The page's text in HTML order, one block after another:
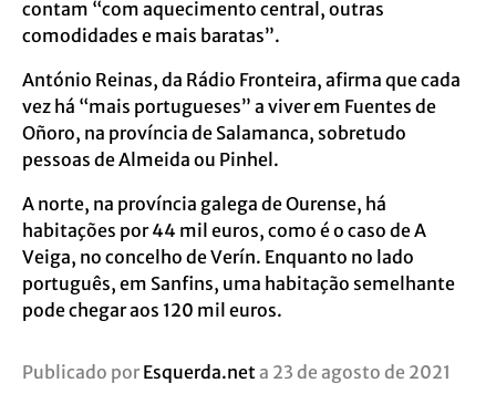
contam “com aquecimento central, outras
comodidades e mais baratas”.
António Reinas, da Rádio Fronteira, afirma que cada
vez há “mais portugueses” a viver em Fuentes de
Oñoro, na província de Salamanca, sobretudo
pessoas de Almeida ou Pinhel.
A norte, na província galega de Ourense, há
habitações por 44 mil euros, como é o caso de A
Veiga, no concelho de Verín. Enquanto no lado
português, em Sanfins, uma habitação semelhante
pode chegar aos 120 mil euros.
Publicado por Esquerda.neta 23 de agosto de 2021